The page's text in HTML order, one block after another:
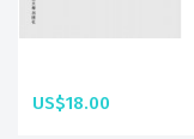
US$18.00